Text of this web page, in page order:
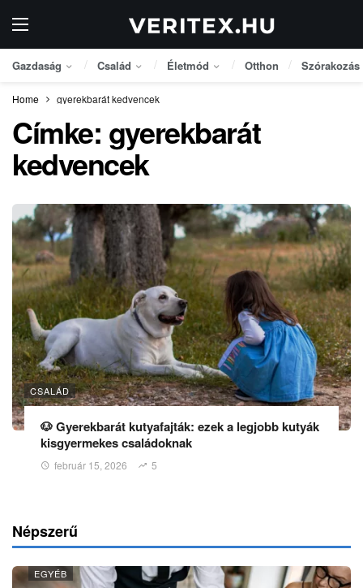
Gazdaság Család Életmód Otthon Szórakozás
Home gyerekbarát kedvencek
Címke: gyerekbarát
kedvencek
CSALÁD
🐶 Gyerekbarát kutyafajták: ezek a legjobb kutyák
kisgyermekes családoknak
február 15, 2026 5
Népszerű
EGYÉB